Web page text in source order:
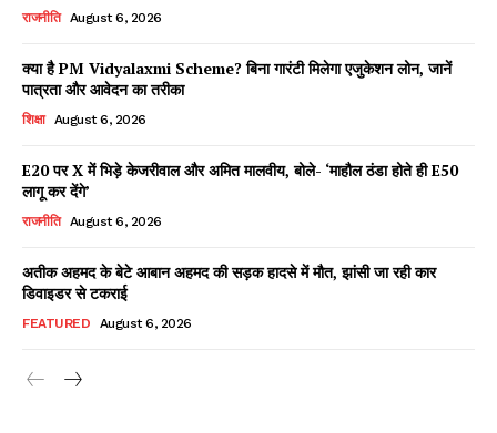
Facebook
Read Latest News on AIN
NEWS 1 App
राजनीति August 6, 2026
क्या है PM Vidyalaxmi Scheme? बिना गारंटी मिलेगा एजुकेशन लोन, जानें
पात्रता और आवेदन का तरीका
शिक्षा August 6, 2026
E20 पर X में भिड़े केजरीवाल और अमित मालवीय, बोले- ‘माहौल ठंडा होते ही E50
लागू कर देंगे’
राजनीति August 6, 2026
अतीक अहमद के बेटे आबान अहमद की सड़क हादसे में मौत, झांसी जा रही कार
डिवाइडर से टकराई
FEATURED August 6, 2026